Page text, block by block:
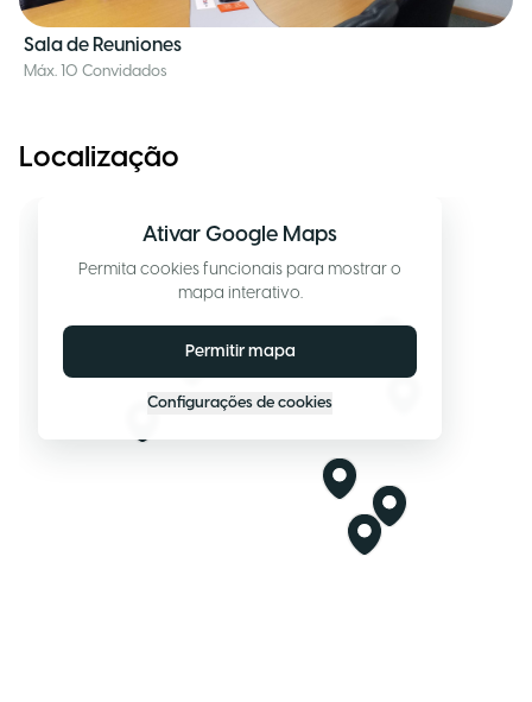
Sala de Reuniones
Máx. 10 Convidados
Localização
Ativar Google Maps
Permita cookies funcionais para mostrar o
mapa interativo.
Permitir mapa
Configurações de cookies